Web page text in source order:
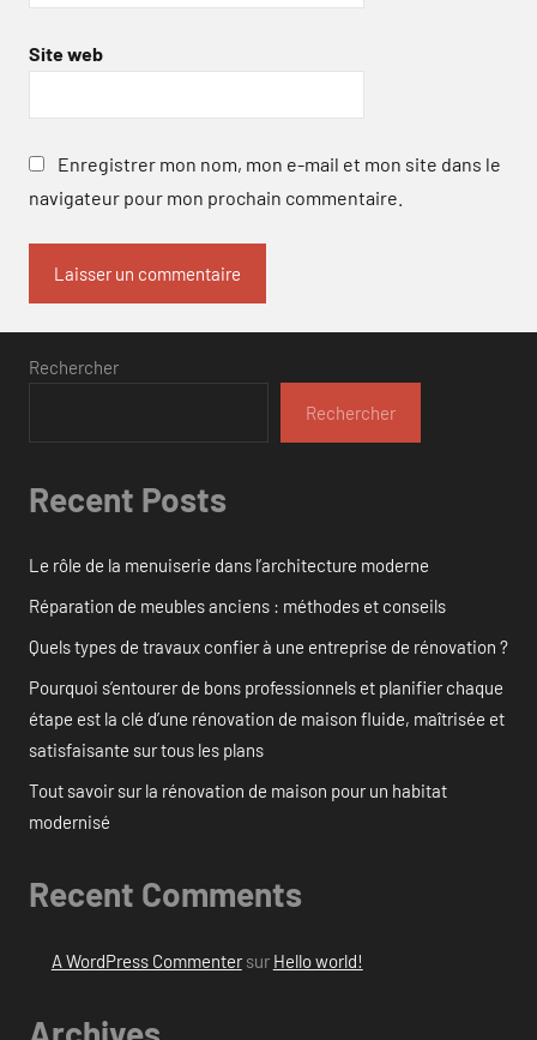
Site web
Enregistrer mon nom, mon e-mail et mon site dans le
navigateur pour mon prochain commentaire.
Rechercher
Rechercher
Recent Posts
Le rôle de la menuiserie dans l’architecture moderne
Réparation de meubles anciens : méthodes et conseils
Quels types de travaux confier à une entreprise de rénovation ?
Pourquoi s’entourer de bons professionnels et planifier chaque
étape est la clé d’une rénovation de maison fluide, maîtrisée et
satisfaisante sur tous les plans
Tout savoir sur la rénovation de maison pour un habitat
modernisé
Recent Comments
A WordPress Commentersur Hello world!